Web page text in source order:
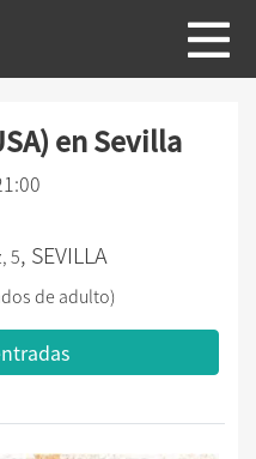
en Sevilla
5, SEVILLA
de adulto)